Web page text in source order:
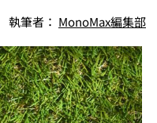
執筆者： MonoMax編集部